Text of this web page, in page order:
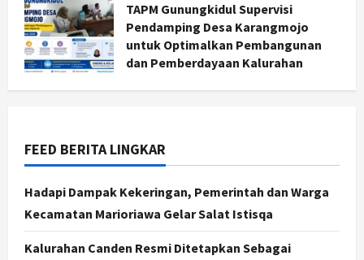
TAPM Gunungkidul Supervisi
Pendamping Desa Karangmojo
untuk Optimalkan Pembangunan
dan Pemberdayaan Kalurahan
FEED BERITA LINGKAR
Hadapi Dampak Kekeringan, Pemerintah dan Warga
Kecamatan Marioriawa Gelar Salat Istisqa
Kalurahan Canden Resmi Ditetapkan Sebagai
2 Agustus 7, 2026
Jogja
Dorong Ekonomi Lokal,
Roda di Pantai Sepanjang
4
Politik
Cagar Budaya RSUD Soewondo Jadi
Segera Keluar
Agustus 7, 2026
Nasional